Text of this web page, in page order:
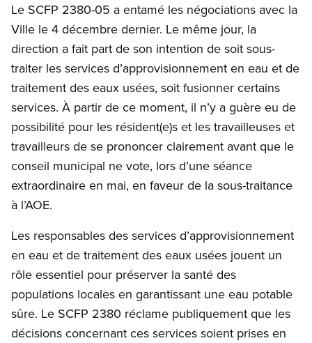
Le SCFP 2380-05 a entamé les négociations avec la
Ville le 4 décembre dernier. Le même jour, la
direction a fait part de son intention de soit sous-
traiter les services d’approvisionnement en eau et de
traitement des eaux usées, soit fusionner certains
services. À partir de ce moment, il n’y a guère eu de
possibilité pour les résident(e)s et les travailleuses et
travailleurs de se prononcer clairement avant que le
conseil municipal ne vote, lors d’une séance
extraordinaire en mai, en faveur de la sous-traitance
à l’AOE.
Les responsables des services d’approvisionnement
en eau et de traitement des eaux usées jouent un
rôle essentiel pour préserver la santé des
populations locales en garantissant une eau potable
sûre. Le SCFP 2380 réclame publiquement que les
décisions concernant ces services soient prises en